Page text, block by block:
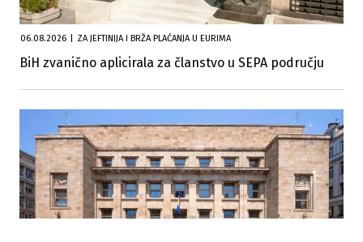
06.08.2026 ZA JEFTINIJA I BRŽA PLAĆANJA U EURIMA
BiH zvanično aplicirala za članstvo u SEPA području